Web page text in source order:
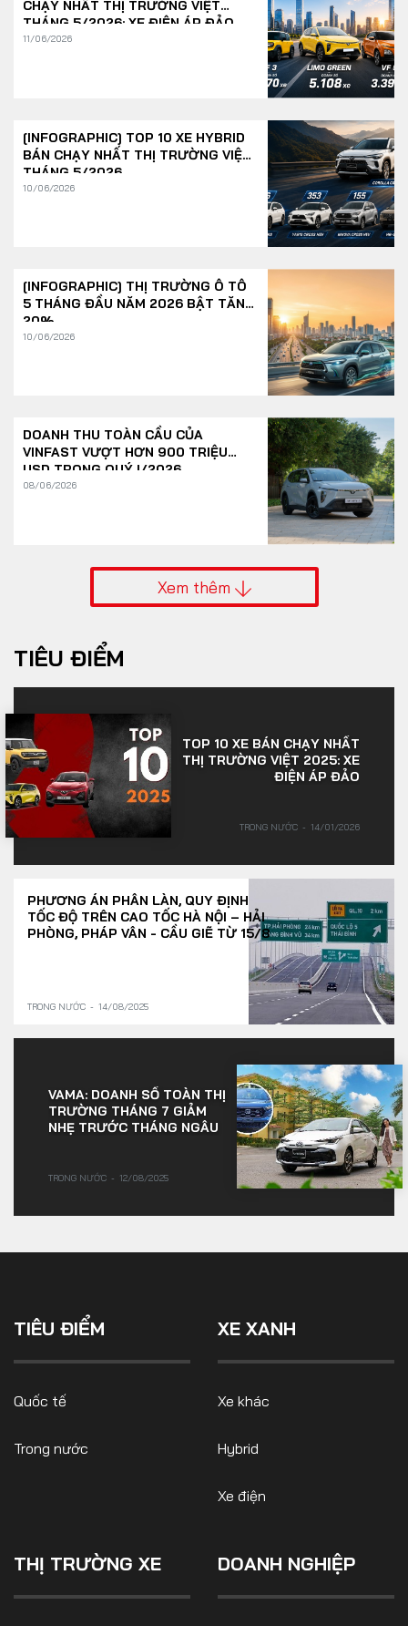
CHẠY NHẤT THỊ TRƯỜNG VIỆT
THÁNG 5/2026: XE ĐIỆN ÁP ĐẢO
11/06/2026
[INFOGRAPHIC] TOP 10 XE HYBRID
BÁN CHẠY NHẤT THỊ TRƯỜNG VIỆT
THÁNG 5/2026
10/06/2026
[INFOGRAPHIC] THỊ TRƯỜNG Ô TÔ
5 THÁNG ĐẦU NĂM 2026 BẬT TĂNG
20%
10/06/2026
DOANH THU TOÀN CẦU CỦA
VINFAST VƯỢT HƠN 900 TRIỆU
USD TRONG QUÝ I/2026
08/06/2026
Xem thêm
TIÊU ĐIỂM
TOP 10 XE BÁN CHẠY NHẤT
THỊ TRƯỜNG VIỆT 2025: XE
ĐIỆN ÁP ĐẢO
TRONG NƯỚC 14/01/2026
PHƯƠNG ÁN PHÂN LÀN, QUY ĐỊNH
TỐC ĐỘ TRÊN CAO TỐC HÀ NỘI – HẢI
PHÒNG, PHÁP VÂN - CẦU GIẼ TỪ 15/8
TRONG NƯỚC 14/08/2025
VAMA: DOANH SỐ TOÀN THỊ
TRƯỜNG THÁNG 7 GIẢM
NHẸ TRƯỚC THÁNG NGÂU
TRONG NƯỚC 12/08/2025
TIÊU ĐIỂM
Quốc tế
Trong nước
XE XANH
Xe khác
Hybrid
Xe điện
THỊ TRƯỜNG XE DOANH NGHIỆP